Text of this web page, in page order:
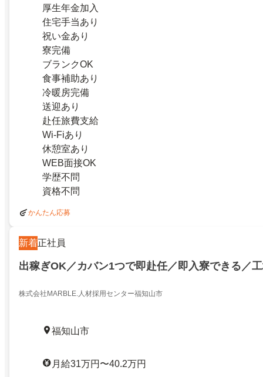
厚生年金加入
住宅手当あり
祝い金あり
寮完備
ブランクOK
食事補助あり
冷暖房完備
送迎あり
赴任旅費支給
Wi-Fiあり
休憩室あり
WEB面接OK
学歴不問
資格不問
かんたん応募
新着正社員
出稼ぎOK／カバン1つで即赴任／即入寮できる／
株式会社MARBLE.人材採用センター福知山市
福知山市
月給31万円〜40.2万円